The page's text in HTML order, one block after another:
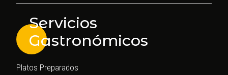
Servicios
Gastronómicos
Platos Preparados